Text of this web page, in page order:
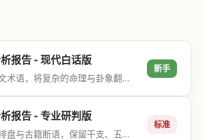
报告 - 现代白话版
摒弃晦涩难懂的古文术语，将复杂的命理与卦象翻译成通俗易懂的现代大白话，直击结果与生活建议，零门槛轻松阅读。
新手
报告 - 专业研判版
深度还原传统术数排盘与古籍断语，保留干支、五行与神煞等专业术语，适合追求严谨考证与具备易学基础的用户。
标准